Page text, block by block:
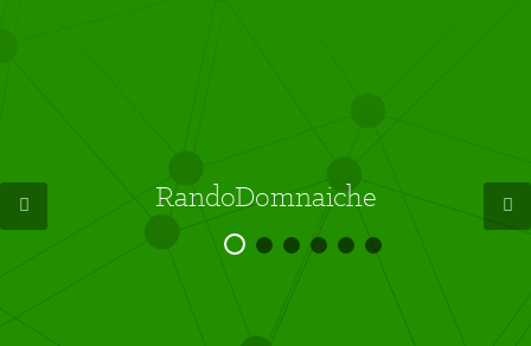
RandoDomnaiche